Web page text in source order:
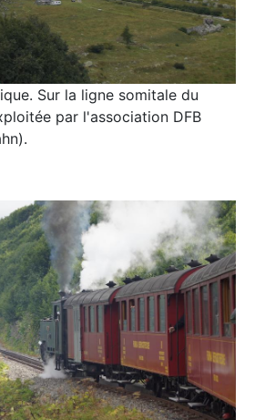
Sur la ligne somitale du
par l'association DFB